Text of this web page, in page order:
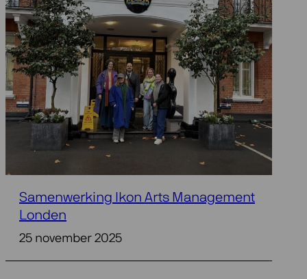
Samenwerking Ikon Arts Management
Londen
25 november 2025